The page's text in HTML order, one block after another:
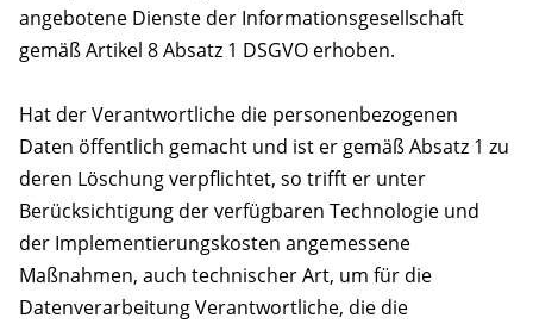
angebotene Dienste der Informationsgesellschaft
gemäß Artikel 8 Absatz 1 DSGVO erhoben.
Hat der Verantwortliche die personenbezogenen
Daten öffentlich gemacht und ist er gemäß Absatz 1 zu
deren Löschung verpflichtet, so trifft er unter
Berücksichtigung der verfügbaren Technologie und
der Implementierungskosten angemessene
Maßnahmen, auch technischer Art, um für die
Datenverarbeitung Verantwortliche, die die